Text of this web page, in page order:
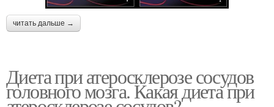
читать дальше →
Диета при атеросклерозе сосудов
головного мозга. Какая диета при